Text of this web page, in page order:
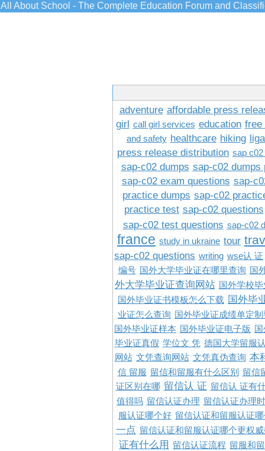
All About School - The Complete Education Forum and
adventure affordable press
girl call girl services education free
and safety healthcare hiking
press release distribution sap
sap-c02 dumps sap-c02 dumps
sap-c02 exam questions sap-
practice dumps sap-c02
practice test sap-c02 questions
sap-c02 test questions sap-c02
france study in ukraine tour
sap-c02 questions writing wse认 证
编号 国外大学毕业证在哪里查询 国
外大学毕业证查询网站 国外学校
国外毕业证书模板怎么下载 国外毕
业证怎么查询
国外毕业证成绩单定
国外毕业证样本
国外毕业证电子版
毕业证真假 学位文 凭 德国大学留服
网站 文凭查询网站 文凭真伪查询 本
信 留服 留信和留服有什么区别
留信
证区别在哪 留信认 证 留信认 证有
值得吗 留信认证办理 留信认证办理
服认证哪个好 留信认证和留服认证
一点 留信认证和留服认证哪个更权
证有什么用 留信认证流程 留服和